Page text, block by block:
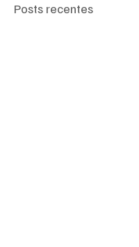
Posts recentes